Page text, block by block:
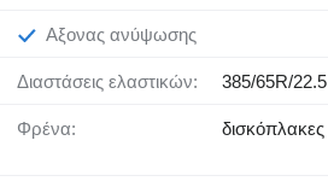
Άξονας ανύψωσης
Διαστάσεις ελαστικών: 385/65R/22.5
Φρένα: δισκόπλακες